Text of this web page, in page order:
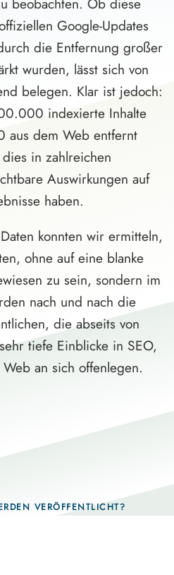
Google-Updates
die Entfernung großer
wurden, lässt sich von
belegen. Klar ist jedoch:
indexierte Inhalte
aus dem Web entfernt
in zahlreichen
Auswirkungen auf
haben.
konnten wir ermitteln,
ohne auf eine blanke
zu sein, sondern im
nach und nach die
die abseits von
tiefe Einblicke in SEO,
an sich offenlegen.
VERÖFFENTLICHT?